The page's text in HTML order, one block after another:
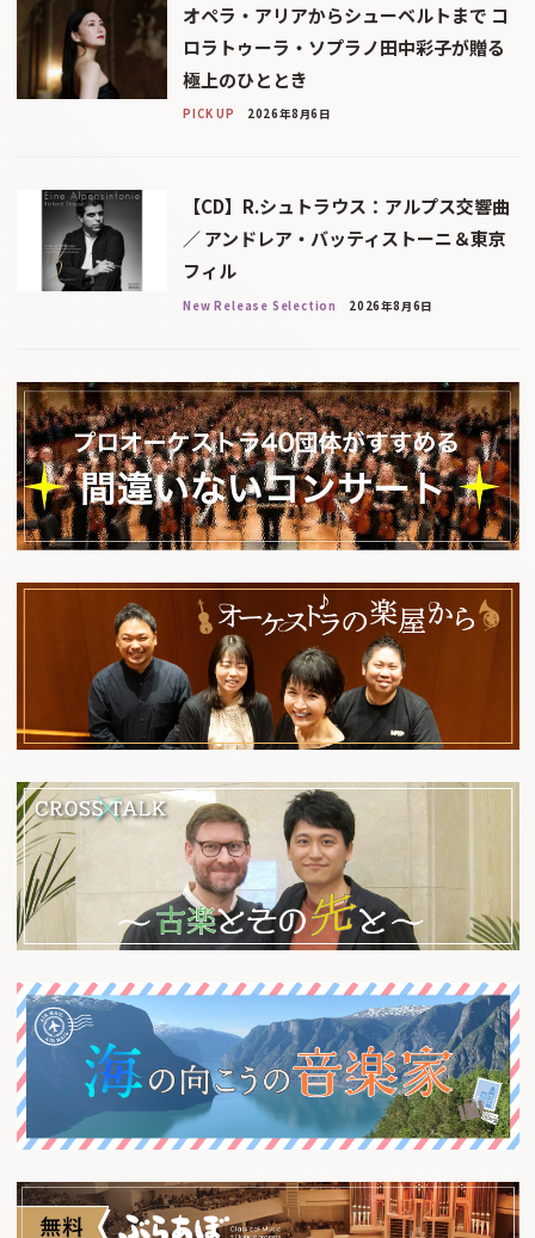
オペラ・アリアからシューベルトまで コ
ロラトゥーラ・ソプラノ田中彩子が贈る
極上のひととき
PICK UP 2026年8月6日
【CD】R.シュトラウス：アルプス交響曲
／ アンドレア・バッティストーニ＆東京
フィル
New Release Selection 2026年8月6日